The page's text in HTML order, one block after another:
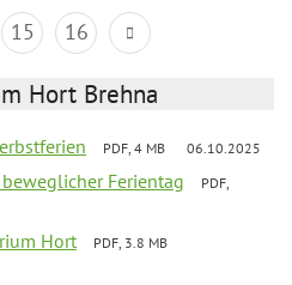
15 16
Hort Brehna
PDF, 4 MB 06.10.2025
Ferientag
PDF,
Hort
PDF, 3.8 MB